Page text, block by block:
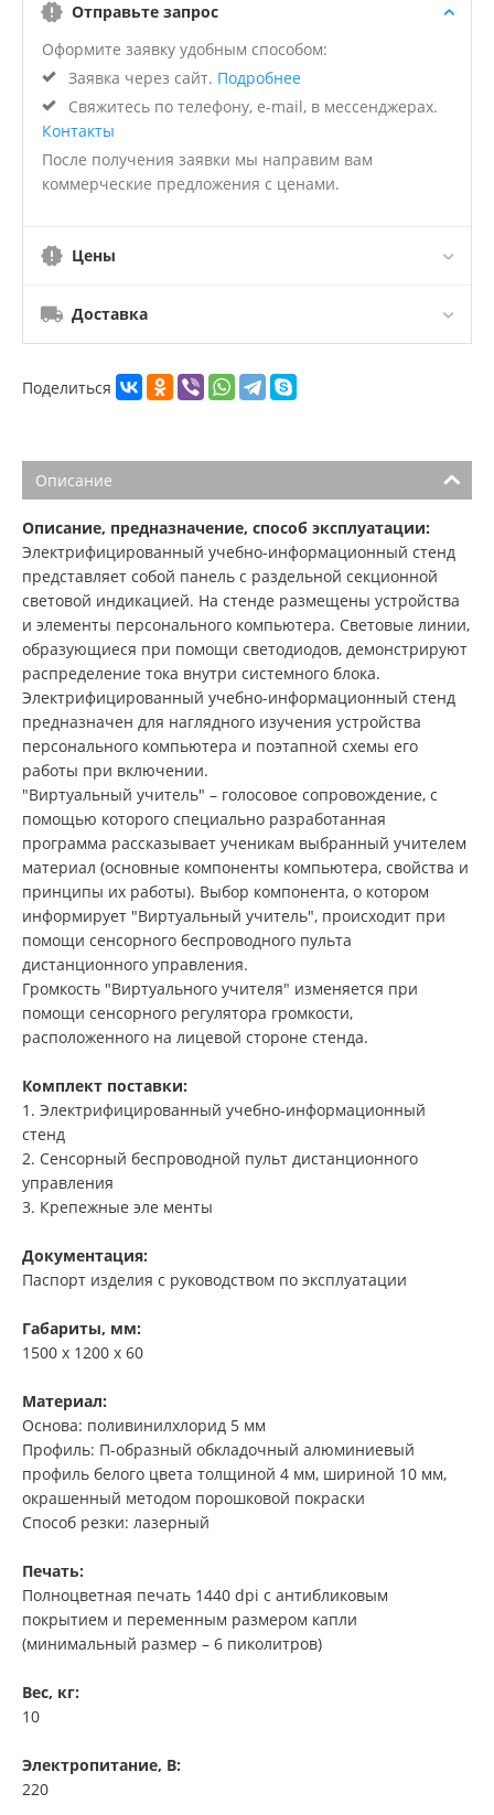
Отправьте запрос
Оформите заявку удобным способом:
Заявка через сайт. Подробнее
Свяжитесь по телефону, e-mail, в мессенджерах.
Контакты
После получения заявки мы направим вам
коммерческие предложения с ценами.
Цены
Доставка
Поделиться
Описание
Описание, предназначение, способ эксплуатации:
Электрифицированный учебно-информационный стенд
представляет собой панель с раздельной секционной
световой индикацией. На стенде размещены устройства
и элементы персонального компьютера. Световые линии,
образующиеся при помощи светодиодов, демонстрируют
распределение тока внутри системного блока.
Электрифицированный учебно-информационный стенд
предназначен для наглядного изучения устройства
персонального компьютера и поэтапной схемы его
работы при включении.
"Виртуальный учитель" – голосовое сопровождение, с
помощью которого специально разработанная
программа рассказывает ученикам выбранный учителем
материал (основные компоненты компьютера, свойства и
принципы их работы). Выбор компонента, о котором
информирует "Виртуальный учитель", происходит при
помощи сенсорного беспроводного пульта
дистанционного управления.
Громкость "Виртуального учителя" изменяется при
помощи сенсорного регулятора громкости,
расположенного на лицевой стороне стенда.
Комплект поставки:
1. Электрифицированный учебно-информационный
стенд
2. Сенсорный беспроводной пульт дистанционного
управления
3. Крепежные эле менты
Документация:
Паспорт изделия с руководством по эксплуатации
Габариты, мм:
1500 х 1200 х 60
Материал:
Основа: поливинилхлорид 5 мм
Профиль: П-образный обкладочный алюминиевый
профиль белого цвета толщиной 4 мм, шириной 10 мм,
окрашенный методом порошковой покраски
Способ резки: лазерный
Печать:
Полноцветная печать 1440 dpi с антибликовым
покрытием и переменным размером капли
(минимальный размер – 6 пиколитров)
Вес, кг:
10
Электропитание, В:
220